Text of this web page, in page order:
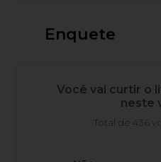
Enquete
Você vai curtir o
neste
Total de 436